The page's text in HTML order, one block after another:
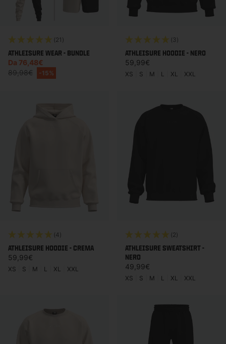
(21)
ATHLEISURE WEAR - BUNDLE
Prezzo di vendita
Da 76,48€
Prezzo di listino
89,98€ -15%
(3)
ATHLEISURE HOODIE - NERO
Prezzo di listino
59,99€
XS S M L XL XXL
(4)
ATHLEISURE HOODIE - CREMA
Prezzo di listino
59,99€
XS S M L XL XXL
(2)
ATHLEISURE SWEATSHIRT -
NERO
Prezzo di listino
49,99€
XS S M L XL XXL